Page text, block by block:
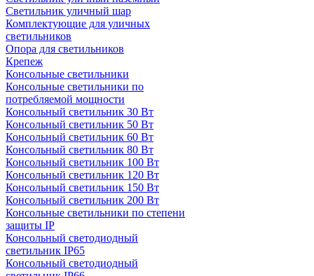
Cветильник уличный шар
Комплектующие для уличных
светильников
Опора для светильников
Крепеж
Консольные светильники
Консольные светильники по
потребляемой мощности
Консольный светильник 30 Вт
Консольный светильник 50 Вт
Консольный светильник 60 Вт
Консольный светильник 80 Вт
Консольный светильник 100 Вт
Консольный светильник 120 Вт
Консольный светильник 150 Вт
Консольный светильник 200 Вт
Консольные светильники по степени
защиты IP
Консольный светодиодный
светильник IP65
Консольный светодиодный